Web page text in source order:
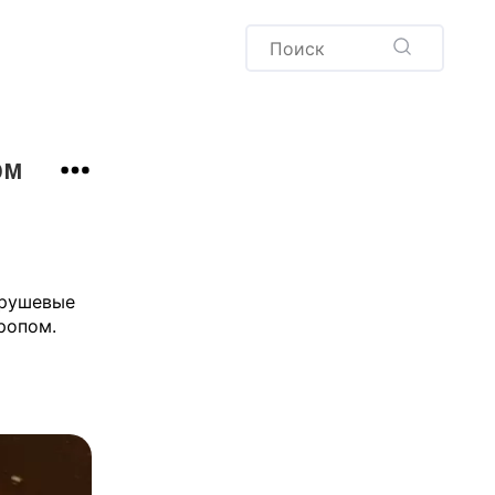
Варенья и соленья